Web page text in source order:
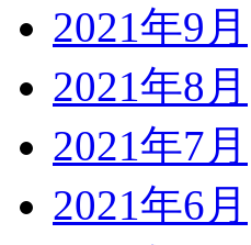
2021年9月
2021年8月
2021年7月
2021年6月